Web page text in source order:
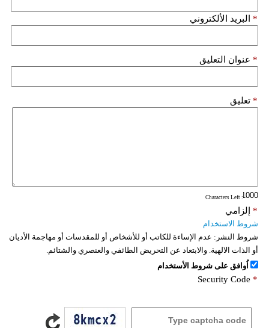
البريد الألكتروني *
عنوان التعليق *
تعليق *
: Characters Left
إلزامي *
شروط الاستخدام
شروط النشر: عدم الإساءة للكاتب أو للأشخاص أو للمقدسات أو مهاجمة الأديان
أو الذات الالهية. والابتعاد عن التحريض الطائفي والعنصري والشتائم.
اُوافق على شروط الأستخدام
Security Code *